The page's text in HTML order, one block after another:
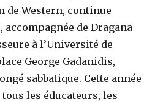
de Western, continue
accompagnée de Dragana
à l’Université de
George Gadanidis,
sabbatique. Cette année
les éducateurs, les